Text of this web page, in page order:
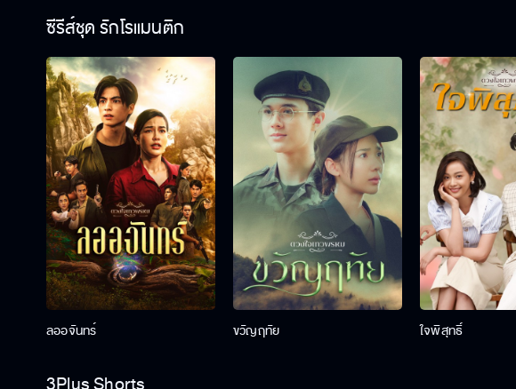
ซีรีส์ชุด รักโรแมนติก
ลออจันทร์ ขวัญฤทัย ใจพิสุทธิ์